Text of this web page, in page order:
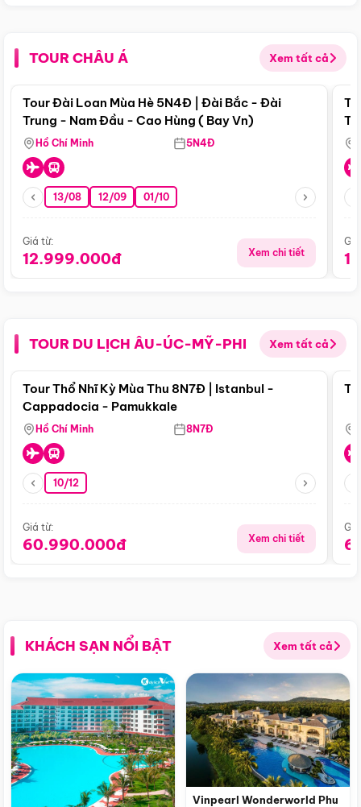
TOUR CHÂU Á Xem tất cả
Điểm nổi bật
Tour Đài Loan Mùa Hè 5N4Đ | Đài Bắc - Đài
Trung - Nam Đầu - Cao Hùng ( Bay Vn)
Hồ Chí Minh 5N4Đ
13/08 12/09 01/10
Giá từ:
12.999.000đ Xem chi tiết
TOUR DU LỊCH ÂU-ÚC-MỸ-PHI Xem tất cả
Điểm nổi bật
Tour Thổ Nhĩ Kỳ Mùa Thu 8N7Đ | Istanbul -
Cappadocia - Pamukkale
Hồ Chí Minh 8N7Đ
10/12
Giá từ:
60.990.000đ Xem chi tiết
KHÁCH SẠN NỔI BẬT Xem tất cả
Vinpearl Wonderworld Phu